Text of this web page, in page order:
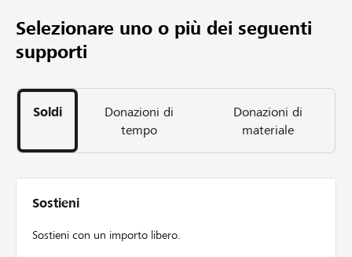
CHF 20’000
Importo desiderato
Sostegni
32
Selezionare uno o più dei seguenti
supporti
Soldi
Donazioni di
tempo
Donazioni di
materiale
Sostieni
Sostieni con un importo libero.